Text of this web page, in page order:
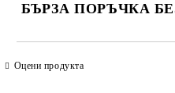
БЪРЗА ПОРЪЧКА
Оцени продукта